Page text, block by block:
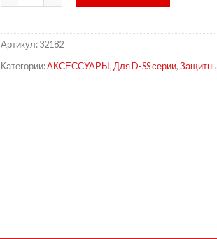
Артикул:32182
Категории:АКСЕССУАРЫ, Для D-SS серии,